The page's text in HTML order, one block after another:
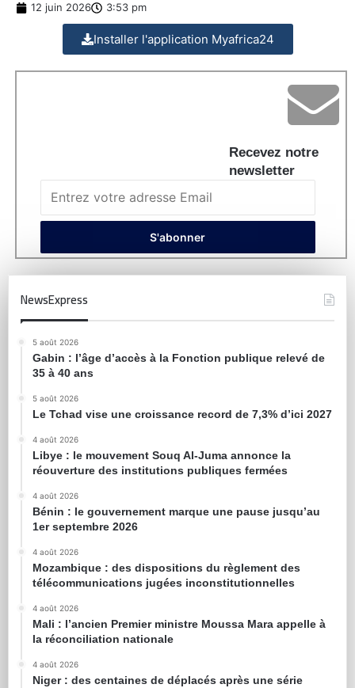
12 juin 2026 3:53 pm
Installer l'application Myafrica24
Recevez notre
newsletter
NewsExpress
5 août 2026
Gabin : l’âge d’accès à la Fonction publique relevé de
35 à 40 ans
5 août 2026
Le Tchad vise une croissance record de 7,3% d’ici 2027
4 août 2026
Libye : le mouvement Souq Al-Juma annonce la
réouverture des institutions publiques fermées
4 août 2026
Bénin : le gouvernement marque une pause jusqu’au
1er septembre 2026
4 août 2026
Mozambique : des dispositions du règlement des
télécommunications jugées inconstitutionnelles
4 août 2026
Mali : l’ancien Premier ministre Moussa Mara appelle à
la réconciliation nationale
4 août 2026
Niger : des centaines de déplacés après une série